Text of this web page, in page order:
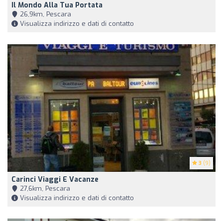
Il Mondo Alla Tua Portata
26,9km, Pescara
Visualizza indirizzo e dati di contatto
3 (9)
Carinci Viaggi E Vacanze
27,6km, Pescara
Visualizza indirizzo e dati di contatto